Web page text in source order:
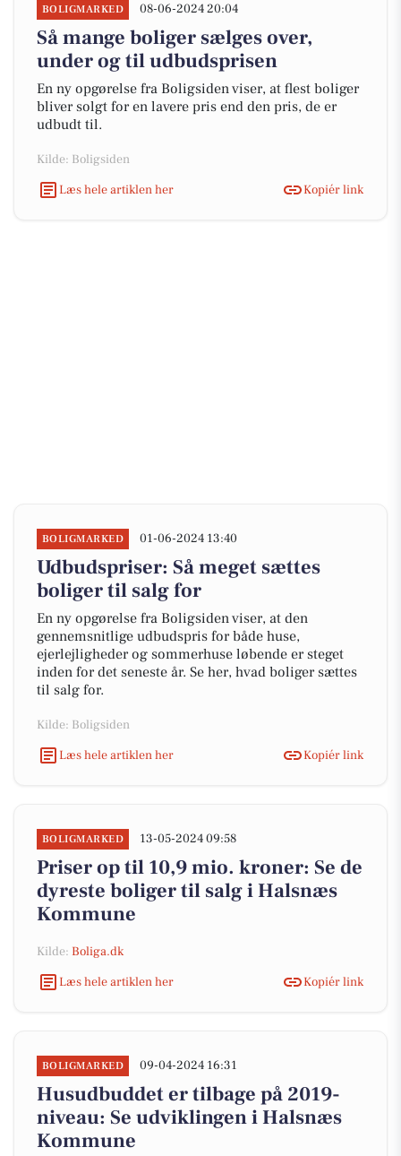
BOLIGMARKED 08-06-2024 20:04
Så mange boliger sælges over,
under og til udbudsprisen
En ny opgørelse fra Boligsiden viser, at flest boliger
bliver solgt for en lavere pris end den pris, de er
udbudt til.
Kilde: Boligsiden
Læs hele artiklen her
Kopiér link
BOLIGMARKED 01-06-2024 13:40
Udbudspriser: Så meget sættes
boliger til salg for
En ny opgørelse fra Boligsiden viser, at den
gennemsnitlige udbudspris for både huse,
ejerlejligheder og sommerhuse løbende er steget
inden for det seneste år. Se her, hvad boliger sættes
til salg for.
Kilde: Boligsiden
Læs hele artiklen her
Kopiér link
BOLIGMARKED 13-05-2024 09:58
Priser op til 10,9 mio. kroner: Se de
dyreste boliger til salg i Halsnæs
Kommune
Kilde: Boliga.dk
Læs hele artiklen her
Kopiér link
BOLIGMARKED 09-04-2024 16:31
Husudbuddet er tilbage på 2019-
niveau: Se udviklingen i Halsnæs
Kommune